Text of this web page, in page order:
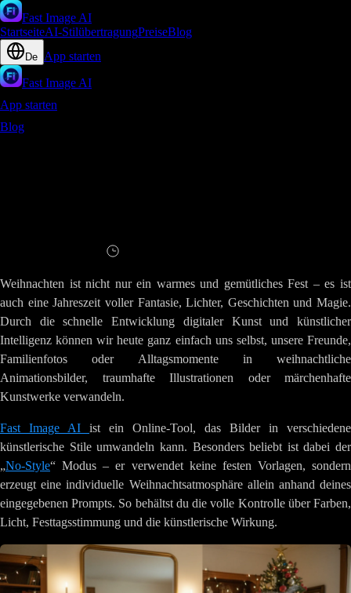
Fast Image AI
StartseiteAI-StilübertragungPreiseBlog
De App starten
Fast Image AI
App starten
Blog
Weihnachten ist nicht nur ein warmes und gemütliches Fest – es ist
auch eine Jahreszeit voller Fantasie, Lichter, Geschichten und Magie.
Durch die schnelle Entwicklung digitaler Kunst und künstlicher
Intelligenz können wir heute ganz einfach uns selbst, unsere Freunde,
Familienfotos oder Alltagsmomente in weihnachtliche
Animationsbilder, traumhafte Illustrationen oder märchenhafte
Kunstwerke verwandeln.
Fast Image AI ist ein Online-Tool, das Bilder in verschiedene
künstlerische Stile umwandeln kann. Besonders beliebt ist dabei der
„No-Style“ Modus – er verwendet keine festen Vorlagen, sondern
erzeugt eine individuelle Weihnachtsatmosphäre allein anhand deines
eingegebenen Prompts. So behältst du die volle Kontrolle über Farben,
Licht, Festtagsstimmung und die künstlerische Wirkung.